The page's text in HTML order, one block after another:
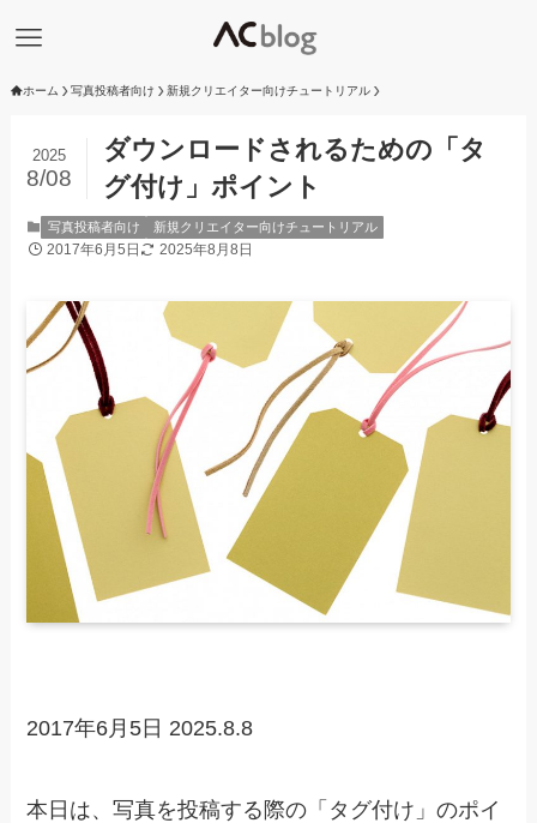
ホーム 写真投稿者向け 新規クリエイター向けチュートリアル
ダウンロードされるための「タ
グ付け」ポイント
2025
8/08
写真投稿者向け 新規クリエイター向けチュートリアル
2017年6月5日 2025年8月8日
2017年6月5日 2025.8.8
本日は、写真を投稿する際の「タグ付け」のポイ